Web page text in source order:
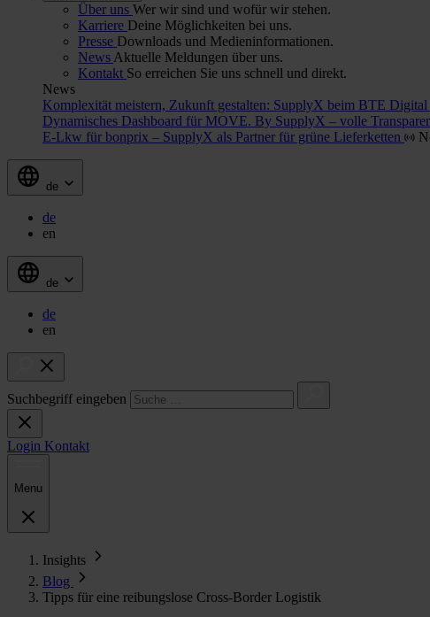
Über uns Wer wir sind und wofür wir stehen.
Karriere Deine Möglichkeiten bei uns.
Presse Downloads und Medieninformationen.
News Aktuelle Meldungen über uns.
Kontakt So erreichen Sie uns schnell und direkt.
News
Komplexität meistern, Zukunft gestalten: SupplyX beim BTE
Dynamisches Dashboard für MOVE. By SupplyX – volle
E-Lkw für bonprix – SupplyX als Partner für grüne Lieferketten
de
de
en
de
de
en
Suchbegriff eingeben
Login Kontakt
Menu
Insights
Blog
Tipps für eine reibungslose Cross-Border Logistik